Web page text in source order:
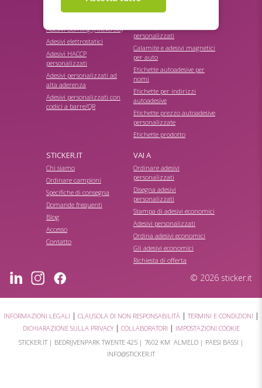
Adesivi Doming (rilievo 3D)
Adesivi elettrostatici
Adesivi HACCP
personalizzati
Adesivi personalizzati ad
alta aderenza
Adesivi personalizzati con
codici a barre/QR
personalizzati
personalizzati
Calamite e adesivi magnetici
per auto
Etichette autoadesive per
nomi
Etichette per indirizzi
autoadesive
Etichette prezzo autoadesive
personalizzate
Etichette prodotto
STICKER.IT
Chi siamo
Ordinare campioni
Specifiche di consegna
Domande frequenti
Blog
Accesso
Contatto
VAI A
Ordinare adesivi
personalizzati
Disegna adesivi
personalizzati
Stampa di adesivi economici
Adesivi personalizzati
Ordina adesivi economici
Gli adesivi economici
Richiesta di offerta
© 2026 sticker.it
INFORMAZIONI LEGALI | CLAUSOLA DI NON RESPONSABILITÀ|TERMINI E CONDIZIONI |
DICHIARAZIONE SULLA PRIVACY| COLLABORATORI | IMPOSTAZIONI COOKIE
STICKER.IT | BEDRIJVENPARK TWENTE 425| 7602 KM ALMELO| PAESI BASSI |
INFO@STICKER.IT